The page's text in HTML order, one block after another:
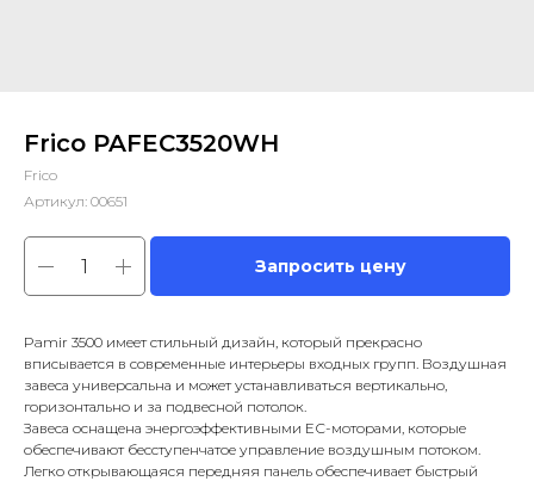
Frico PAFEC3520WH
Frico
Артикул: 00651
Запросить цену
Pamir 3500 имеет стильный дизайн, который прекрасно
вписывается в современные интерьеры входных групп. Воздушная
завеса универсальна и может устанавливаться вертикально,
горизонтально и за подвесной потолок.
Завеса оснащена энергоэффективными ЕС-моторами, которые
обеспечивают бесступенчатое управление воздушным потоком.
Легко открывающаяся передняя панель обеспечивает быстрый